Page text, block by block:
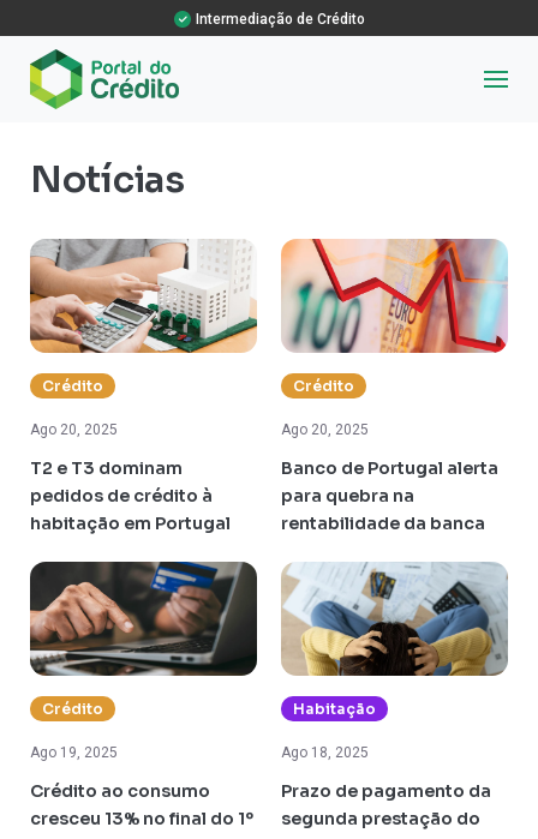
Intermediação de Crédito
Notícias
Crédito
Ago 20, 2025
T2 e T3 dominam
pedidos de crédito à
habitação em Portugal
Crédito
Ago 20, 2025
Banco de Portugal alerta
para quebra na
rentabilidade da banca
Crédito
Ago 19, 2025
Crédito ao consumo
cresceu 13% no final do 1º
Habitação
Ago 18, 2025
Prazo de pagamento da
segunda prestação do